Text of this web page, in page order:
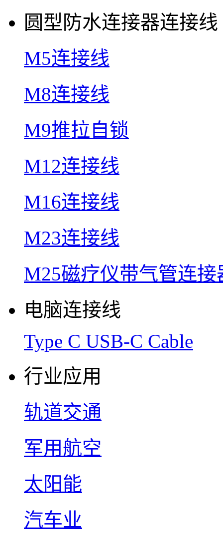
圆型防水连接器连接线
M5连接线
M8连接线
M9推拉自锁
M12连接线
M16连接线
M23连接线
M25磁疗仪带气管连接
电脑连接线
Type C USB-C Cable
行业应用
轨道交通
军用航空
太阳能
汽车业